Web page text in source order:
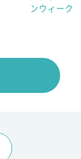
ンウィーク